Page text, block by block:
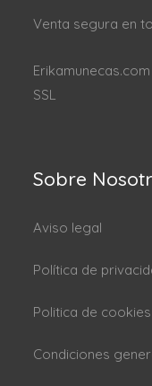
Venta segura en
SSL
Sobre
Aviso legal
Política de
Politica de cookies
Condiciones